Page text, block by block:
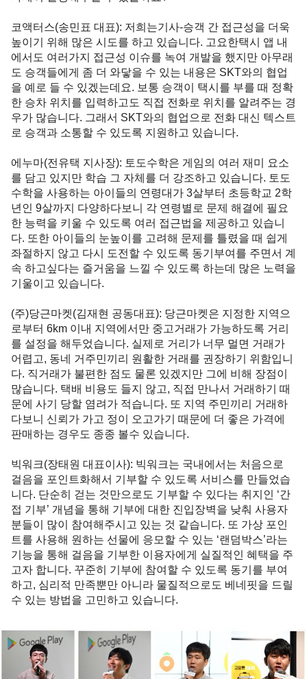
코액터스(송민표 대표): 저희는기사-승객 간 접근성을 더욱
높이기 위해 많은 시도를 하고 있습니다. 고요한택시 앱 내
에서도 여러가지 접근성 이슈를 녹여 개발을 했지만 아무래
도 승객들에게 좀 더 와닿을 수 있는 내용은 SKT와의 협업
을 예로 들 수 있겠는데요. 보통 승객이 택시를 부를 때 정확
한 승차 위치를 입력하고도 직접 전화로 위치를 알려주는 경
우가 많습니다. 그래서 SKT와의 협업으로 전화 대신 텍스트
로 승객과 소통할 수 있도록 지원하고 있습니다.
에누마(전유택 지사장): 토도수학은 게임의 여러 재미 요소
를 담고 있지만 학습 그 자체를 더 강조하고 있습니다. 토도
수학을 사용하는 아이들의 연령대가 3살부터 초등학교 2학
년인 9살까지 다양하다보니 각 연령별로 문제 해결에 필요
한 능력을 키울 수 있도록 여러 접근법을 제공하고 있습니
다. 또한 아이들의 눈높이를 고려해 문제를 틀렸을 때 쉽게
좌절하지 않고 다시 도전할 수 있도록 동기부여를 주면서 계
속 하고싶다는 즐거움을 느낄 수 있도록 하는데 많은 노력을
기울이고 있습니다.
(주)당근마켓(김재현 공동대표): 당근마켓은 지정한 지역으
로부터 6km 이내 지역에서만 중고거래가 가능하도록 거리
를 설정을 해두었습니다. 실제로 거리가 너무 멀면 거래가
어렵고, 동네 거주민끼리 원활한 거래를 권장하기 위함입니
다. 직거래가 불편한 점도 물론 있겠지만 그에 비해 장점이
많습니다. 택배 비용도 들지 않고, 직접 만나서 거래하기 때
문에 사기 당할 염려가 적습니다. 또 지역 주민끼리 거래하
다보니 신뢰가 가고 정이 오고가기 때문에 더 좋은 가격에
판매하는 경우도 종종 볼수 있습니다.
빅워크(장태원 대표이사): 빅워크는 국내에서는 처음으로
걸음을 포인트화해서 기부할 수 있도록 서비스를 만들었습
니다. 단순히 걷는 것만으로도 기부할 수 있다는 취지인 ‘간
접 기부’ 개념을 통해 기부에 대한 진입장벽을 낮춰 사용자
분들이 많이 참여해주시고 있는 것 같습니다. 또 가상 포인
트를 사용해 원하는 선물에 응모할 수 있는 ‘랜덤박스’라는
기능을 통해 걸음을 기부한 이용자에게 실질적인 혜택을 주
고자 합니다. 꾸준히 기부에 참여할 수 있도록 동기를 부여
하고, 심리적 만족뿐만 아니라 물질적으로도 베네핏을 드릴
수 있는 방법을 고민하고 있습니다.